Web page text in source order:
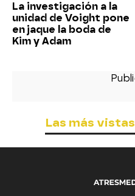
La investigación a la
unidad de Voight pone
en jaque la boda de
Kim y Adam
Las más vistas